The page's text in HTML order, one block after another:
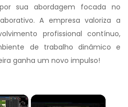
sua abordagem focada no
A empresa valoriza a
profissional contínuo,
de trabalho dinâmico e
ganha um novo impulso!
×